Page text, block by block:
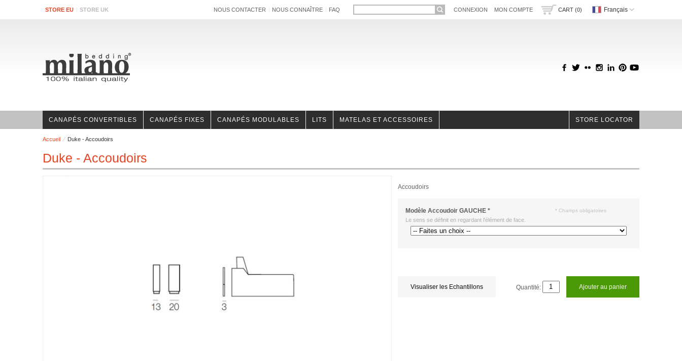
STORE EU STORE UK Français
CART (0)
CONNEXION MON COMPTE
NOUS CONTACTER NOUS CONNAÎTRE FAQ
CANAPÉS CONVERTIBLES CANAPÉS FIXES CANAPÉS MODULABLES LITS MATELAS ET ACCESSOIRES STORE LOCATOR
Accueil Duke - Accoudoirs
Duke - Accoudoirs
Accoudoirs
Modèle Accoudoir GAUCHE*
Le sens se définit en regardant l'élément de face.
* Champs obligatoires
Visualiser les Echantillons Quantité: Ajouter au panier